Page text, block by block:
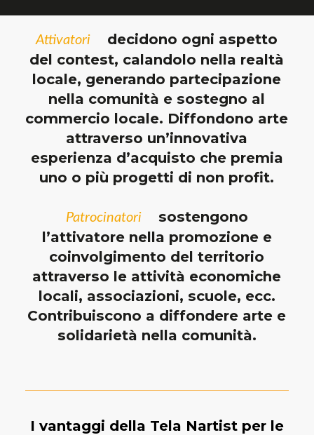
Attivatori
decidono ogni aspetto
del contest, calandolo nella realtà
locale, generando partecipazione
nella comunità e sostegno al
commercio locale. Diffondono arte
attraverso un’innovativa
esperienza d’acquisto che premia
uno o più progetti di non profit.
Patrocinatorisostengono
l’attivatore nella promozione e
coinvolgimento del territorio
attraverso le attività economiche
locali, associazioni, scuole, ecc.
Contribuiscono a diffondere arte e
solidarietà nella comunità.
I vantaggi della Tela Nartist per le